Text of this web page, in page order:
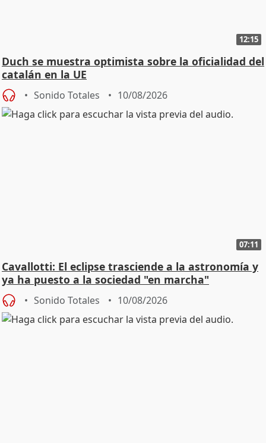
12:15
Duch se muestra optimista sobre la oficialidad del
catalán en la UE
Sonido Totales 10/08/2026
07:11
Cavallotti: El eclipse trasciende a la astronomía y
ya ha puesto a la sociedad "en marcha"
Sonido Totales 10/08/2026